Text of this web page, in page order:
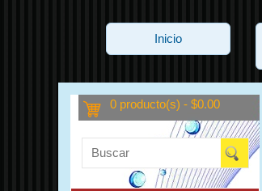
Inicio
0 producto(s) - $0.00